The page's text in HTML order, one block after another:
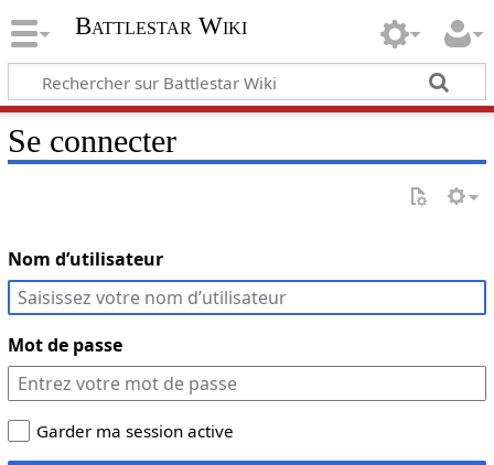
Battlestar Wiki
Se connecter
Nom d’utilisateur
Mot de passe
Garder ma session active